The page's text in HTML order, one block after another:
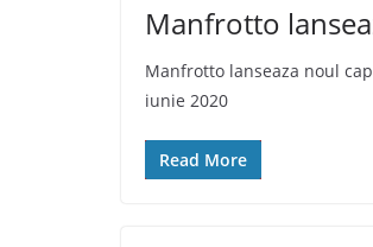
Manfrotto
Manfrotto lanseaza noul
iunie 2020
Read More